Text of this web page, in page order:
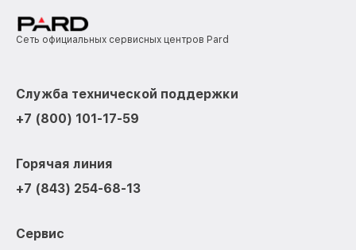
Сеть официальных сервисных центров Pard
Служба технической поддержки
+7 (800) 101-17-59
Горячая линия
+7 (843) 254-68-13
Сервис